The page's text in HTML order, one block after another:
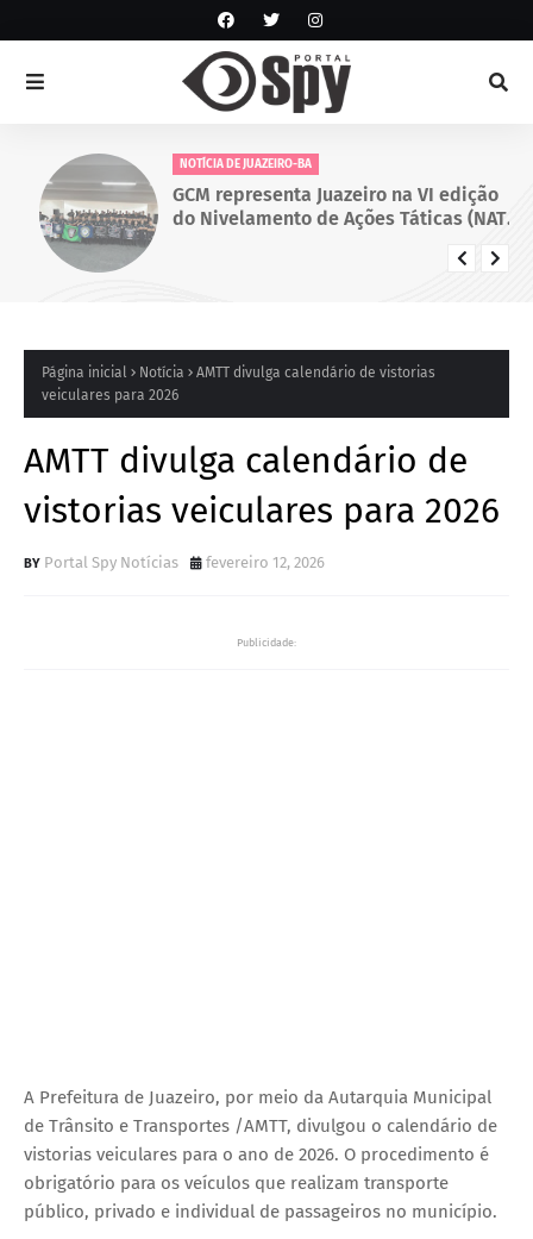
NOTÍCIA DE JUAZEIRO-BA
GCM representa Juazeiro na VI edição
do Nivelamento de Ações Táticas (NAT-
Página inicial Notícia
AMTT divulga calendário de vistorias
veiculares para 2026
AMTT divulga calendário de
vistorias veiculares para 2026
Portal Spy Notícias fevereiro 12, 2026
Publicidade:
A Prefeitura de Juazeiro, por meio da Autarquia Municipal
de Trânsito e Transportes /AMTT, divulgou o calendário de
vistorias veiculares para o ano de 2026. O procedimento é
obrigatório para os veículos que realizam transporte
público, privado e individual de passageiros no município.